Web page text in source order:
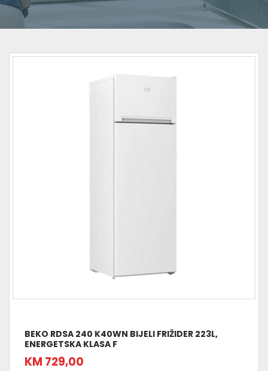
BEKO RDSA 240 K40WN BIJELI FRIŽIDER 223L,
ENERGETSKA KLASA F
KM 729,00